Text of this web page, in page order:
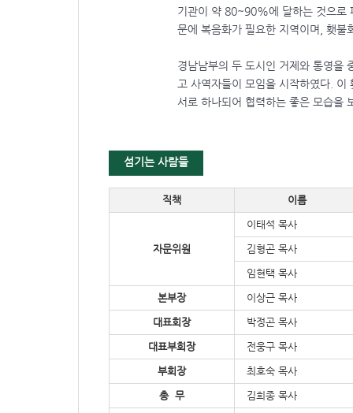
기관이 약 80~90%에 달하는 것으로
문에 복음화가 필요한 지역이며, 횃불
경남남부의 두 도시인 거제와 통영을
고 사역자들이 모임을 시작하였다.
서로 하나되어 협력하는 좋은 모습을
섬기는 사람들
직책 이름
자문위원
이태석 목사
김형곤 목사
임현택 목사
본부장 이상근 목사
대표회장 박정곤 목사
대표부회장 전웅구 목사
부회장 최호숙 목사
총 무 김희종 목사